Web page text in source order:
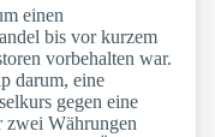
einen
bis vor kurzem
vorbehalten war.
darum, eine
gegen eine
zwei Währungen